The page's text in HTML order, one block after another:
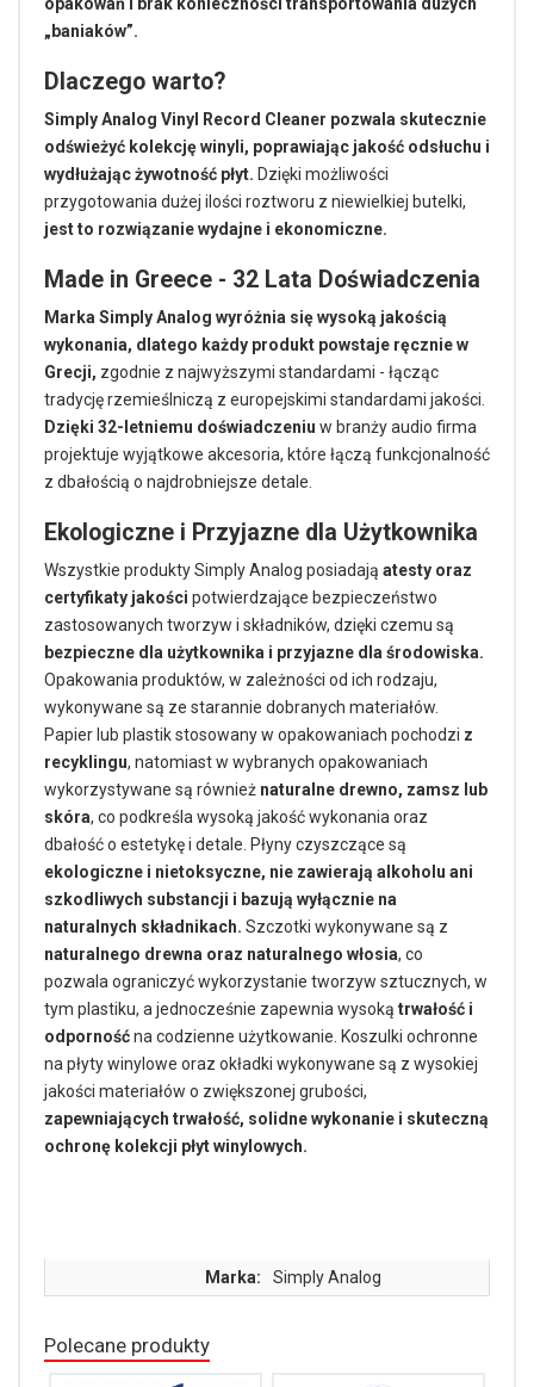
„baniaków”.
Dlaczego warto?
Simply Analog Vinyl Record Cleaner pozwala skutecznie
odświeżyć kolekcję winyli, poprawiając jakość odsłuchu i
wydłużając żywotność płyt. Dzięki możliwości
przygotowania dużej ilości roztworu z niewielkiej butelki,
jest to rozwiązanie wydajne i ekonomiczne.
Made in Greece - 32 Lata Doświadczenia
Marka Simply Analog wyróżnia się wysoką jakością
wykonania, dlatego każdy produkt powstaje ręcznie w
Grecji, zgodnie z najwyższymi standardami - łącząc
tradycję rzemieślniczą z europejskimi standardami jakości.
Dzięki 32-letniemu doświadczeniu w branży audio firma
projektuje wyjątkowe akcesoria, które łączą funkcjonalność
z dbałością o najdrobniejsze detale.
Ekologiczne i Przyjazne dla Użytkownika
Wszystkie produkty Simply Analog posiadają atesty oraz
certyfikaty jakości potwierdzające bezpieczeństwo
zastosowanych tworzyw i składników, dzięki czemu są
bezpieczne dla użytkownika i przyjazne dla środowiska.
Opakowania produktów, w zależności od ich rodzaju,
wykonywane są ze starannie dobranych materiałów.
Papier lub plastik stosowany w opakowaniach pochodzi z
recyklingu, natomiast w wybranych opakowaniach
wykorzystywane są również naturalne drewno, zamsz lub
skóra, co podkreśla wysoką jakość wykonania oraz
dbałość o estetykę i detale. Płyny czyszczące są
ekologiczne i nietoksyczne, nie zawierają alkoholu ani
szkodliwych substancji i bazują wyłącznie na
naturalnych składnikach. Szczotki wykonywane są z
naturalnego drewna oraz naturalnego włosia, co
pozwala ograniczyć wykorzystanie tworzyw sztucznych, w
tym plastiku, a jednocześnie zapewnia wysoką trwałość i
odpornośćna codzienne użytkowanie. Koszulki ochronne
na płyty winylowe oraz okładki wykonywane są z wysokiej
jakości materiałów o zwiększonej grubości,
zapewniających trwałość, solidne wykonanie i skuteczną
ochronę kolekcji płyt winylowych.
Marka: Simply Analog
Polecane produkty